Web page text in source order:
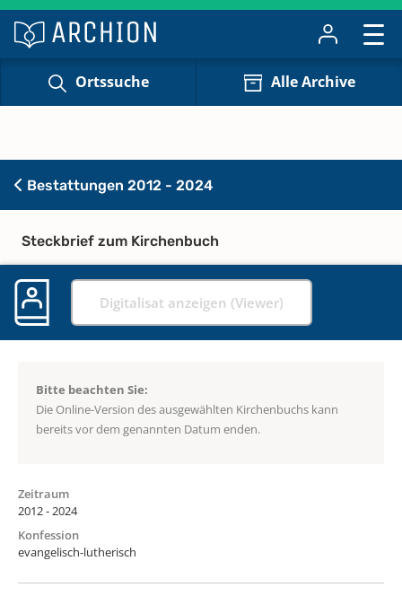
Ortssuche Alle Archive
Bestattungen 2012 - 2024
Steckbrief zum Kirchenbuch
Digitalisat anzeigen (Viewer)
Bitte beachten Sie:
Die Online-Version des ausgewählten Kirchenbuchs kann
bereits vor dem genannten Datum enden.
Zeitraum
2012 - 2024
Konfession
evangelisch-lutherisch